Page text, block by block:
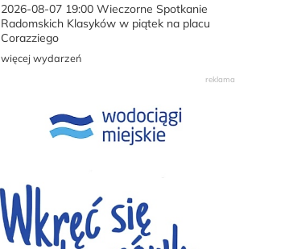
2026-08-07 19:00Wieczorne Spotkanie
Radomskich Klasyków w piątek na placu
Corazziego
więcej wydarzeń